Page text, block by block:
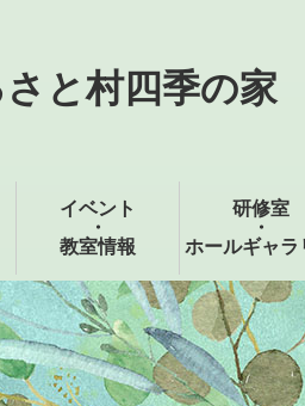
と村四季の家
イベント
・
教室情報
研修室
・
ホールギャラ